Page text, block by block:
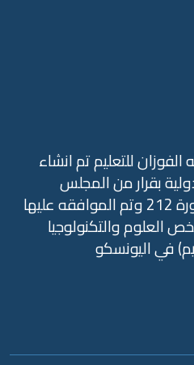
للتعليم تم انشاء
بقرار من المجلس
التنفيذي لليونسكو في الدورة 212 وتم الموافقه عليها
العلوم والتكنولوجيا
اليونسكو